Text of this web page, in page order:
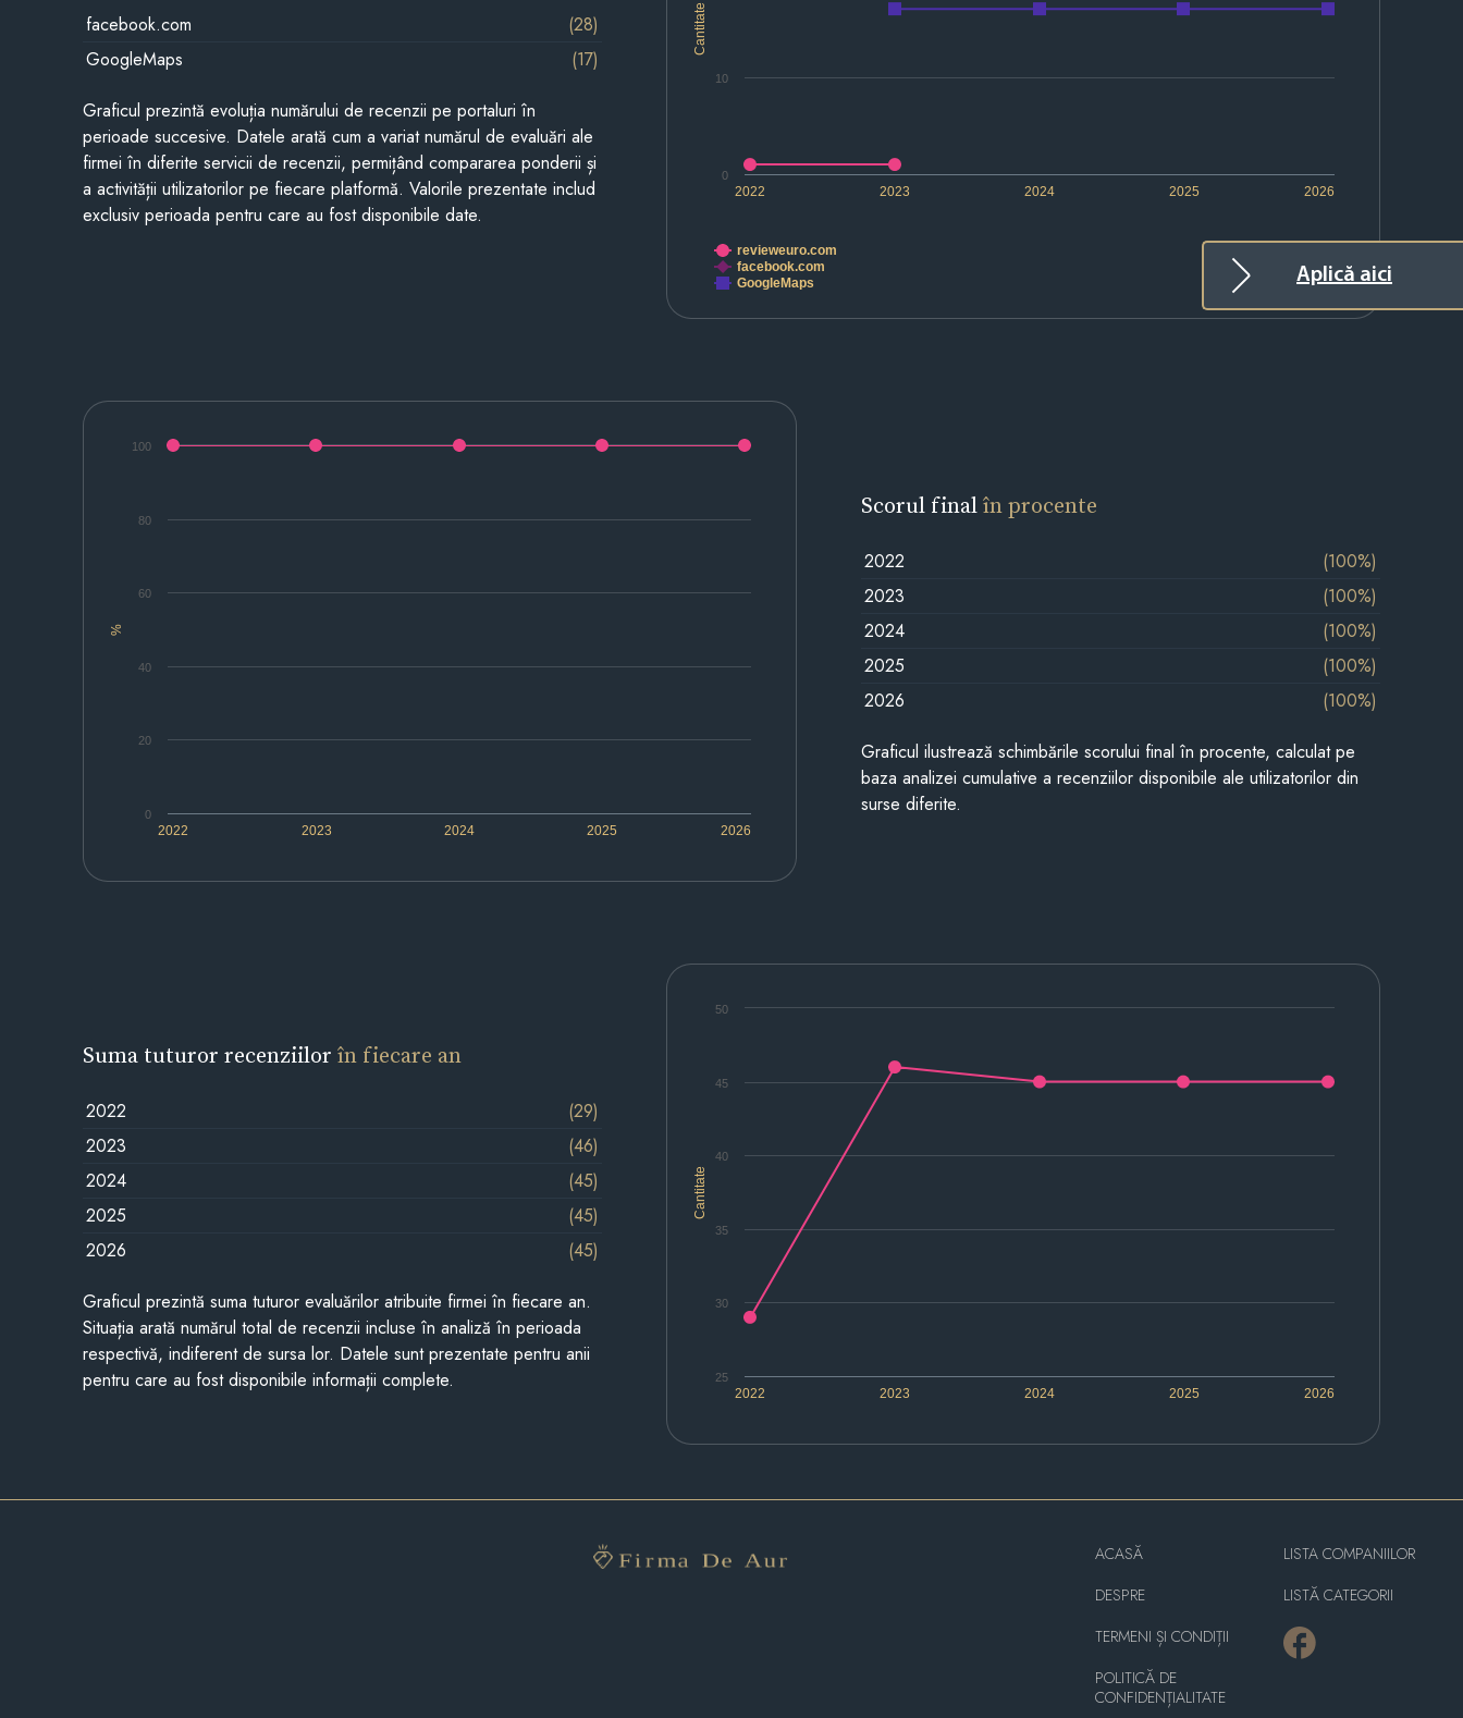
Aplică aici
Cantitate
2022 2023 2024 2025 2026
0
10
revieweuro.com
facebook.com
GoogleMaps
facebook.com
(28)
GoogleMaps
(17)
Graficul prezintă evoluția numărului de recenzii pe portaluri în
perioade succesive. Datele arată cum a variat numărul de evaluări ale
firmei în diferite servicii de recenzii, permițând compararea ponderii și
a activității utilizatorilor pe fiecare platformă. Valorile prezentate includ
exclusiv perioada pentru care au fost disponibile date.
%
2022 2023 2024 2025 2026
0
20
40
60
80
100
Scorul finalîn procente
2022
(100%)
2023
(100%)
2024
(100%)
2025
(100%)
2026
(100%)
Graficul ilustrează schimbările scorului final în procente, calculat pe
baza analizei cumulative a recenziilor disponibile ale utilizatorilor din
surse diferite.
Cantitate
2022 2023 2024 2025 2026
25
30
35
40
45
50
Suma tuturor recenziilorîn fiecare an
2022
(29)
2023
(46)
2024
(45)
2025
(45)
2026
(45)
Graficul prezintă suma tuturor evaluărilor atribuite firmei în fiecare an.
Situația arată numărul total de recenzii incluse în analiză în perioada
respectivă, indiferent de sursa lor. Datele sunt prezentate pentru anii
pentru care au fost disponibile informații complete.
ACASĂ
DESPRE
TERMENI ȘI CONDIȚII
POLITICĂ DE
CONFIDENȚIALITATE
LISTA COMPANIILOR
LISTĂ CATEGORII